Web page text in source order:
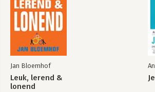
17. Het centrum is the place to be
18. Zo blijf je in het centrum
19. Hallo, hier ben ik!
20. In anderhalve minuut leg je de basis
21. Een TOM-verkoper blijft vragen, vragen
22. Betrouwbaarheid boven alles
23. HEt afketsen van een deal ligt nooit aan
24. Is passie de aanleiding of regeert de
Jan Bloemhof
Leuk, lerend &
lonend